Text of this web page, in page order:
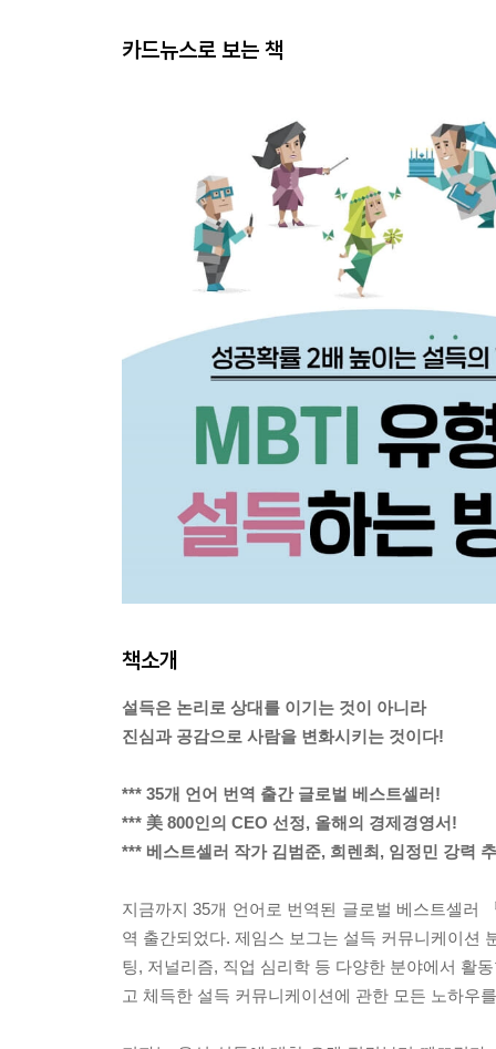
카드뉴스로 보는 책
책소개
설득은 논리로 상대를 이기는 것이 아니라
진심과 공감으로 사람을 변화시키는 것이다!
*** 35개 언어 번역 출간 글로벌 베스트셀러!
*** 美 800인의 CEO 선정, 올해의 경제경영서!
*** 베스트셀러 작가 김범준, 희렌최, 임정민 강력
지금까지 35개 언어로 번역된 글로벌 베스트셀러
역 출간되었다. 제임스 보그는 설득 커뮤니케이션
팅, 저널리즘, 직업 심리학 등 다양한 분야에서 활
고 체득한 설득 커뮤니케이션에 관한 모든 노하우